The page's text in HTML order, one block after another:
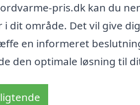
pris.dk kan du
i dit område. Det vil give
en informeret
den optimale løsning til